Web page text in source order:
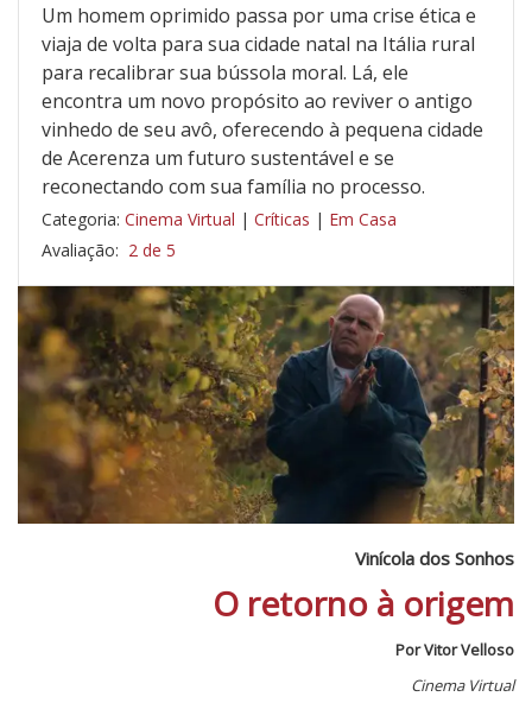
Um homem oprimido passa por uma crise ética e
viaja de volta para sua cidade natal na Itália rural
para recalibrar sua bússola moral. Lá, ele
encontra um novo propósito ao reviver o antigo
vinhedo de seu avô, oferecendo à pequena cidade
de Acerenza um futuro sustentável e se
reconectando com sua família no processo.
Categoria: Cinema Virtual | Críticas | Em Casa
Avaliação: 2 de 5
Vinícola dos Sonhos
O retorno à origem
Por Vitor Velloso
Cinema Virtual